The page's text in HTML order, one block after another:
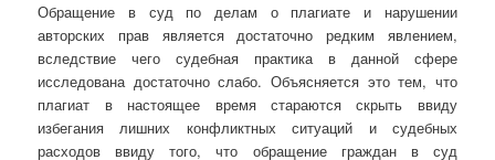
Обращение в суд по делам о плагиате и нарушении
авторских прав является достаточно редким явлением,
вследствие чего судебная практика в данной сфере
исследована достаточно слабо. Объясняется это тем, что
плагиат в настоящее время стараются скрыть ввиду
избегания лишних конфликтных ситуаций и судебных
расходов ввиду того, что обращение граждан в суд